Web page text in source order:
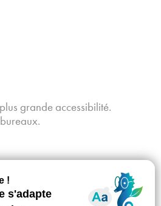
grande accessibilité.